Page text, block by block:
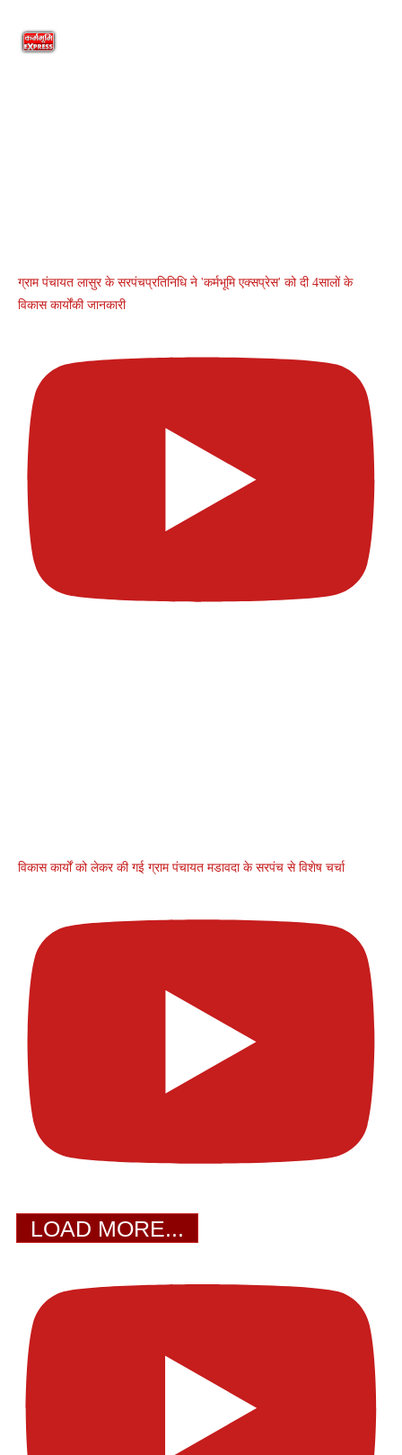
ग्राम पंचायत लासुर के सरपंचप्रतिनिधि ने 'कर्मभूमि एक्सप्रेस' को दी 4सालों के
विकास कार्योंकी जानकारी
विकास कार्यों को लेकर की गई ग्राम पंचायत मडावदा के सरपंच से विशेष चर्चा
LOAD MORE...